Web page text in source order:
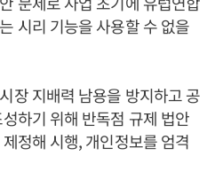
시리 기능을 사용할 수 없을
장 지배력 남용을 방지하고 공
하기 위해 반독점 규제 법안
정해 시행, 개인정보를 엄격